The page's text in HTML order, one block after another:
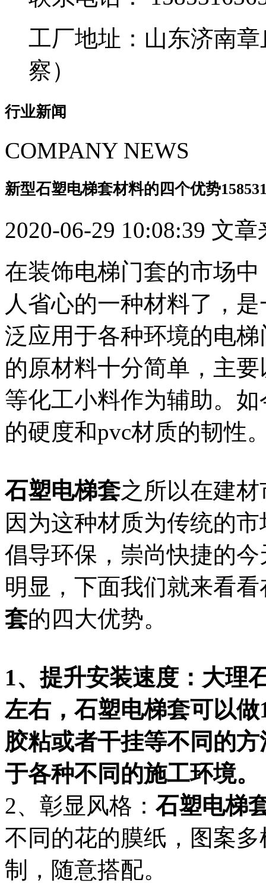
工厂地址：山东济南
察）
行业新闻
COMPANY NEWS
新型石塑电梯套材料的四个优势
2020-06-29 10:08:39 文
在装饰电梯门套的市场中
人省心的一种材料了，
泛应用于各种环境的电
的原材料十分简单，主
等化工小料作为辅助。如
的硬度和pvc材质的韧性
石塑电梯套之所以在建
因为这种材质为传统的
倡导环保，崇尚快捷的
明显，下面我们就来看
套的四大优势。
1、提升安装速度：大理
左右，石塑电梯套可以
胶粘或者干挂等不同的
于各种不同的施工环境。
2、彰显风格： 石塑电梯
不同的花的膜纸，图案
制，随意搭配。